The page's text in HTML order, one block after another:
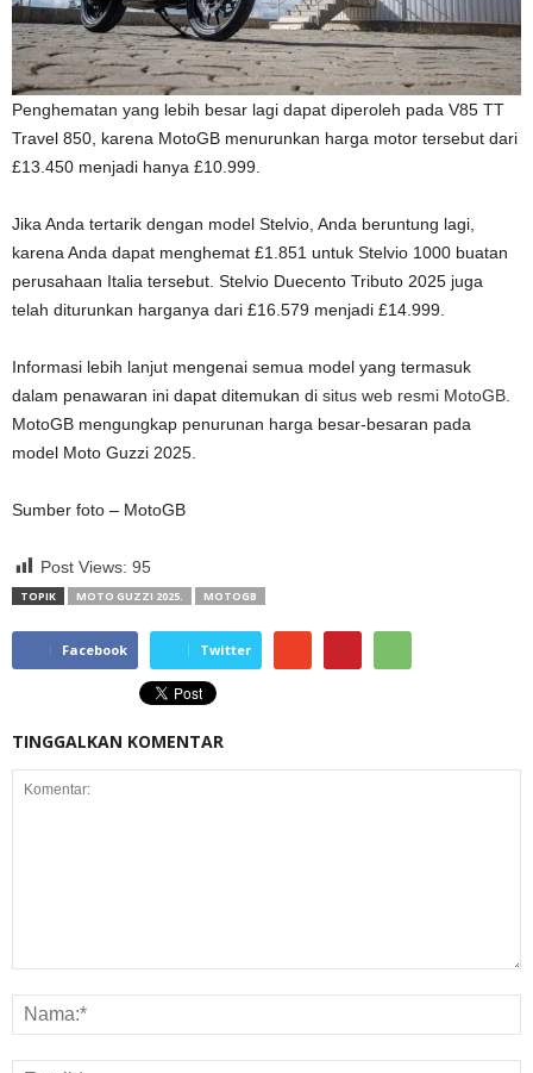
Penghematan yang lebih besar lagi dapat diperoleh pada V85 TT
Travel 850, karena MotoGB menurunkan harga motor tersebut dari
£13.450 menjadi hanya £10.999.
Jika Anda tertarik dengan model Stelvio, Anda beruntung lagi,
karena Anda dapat menghemat £1.851 untuk Stelvio 1000 buatan
perusahaan Italia tersebut. Stelvio Duecento Tributo 2025 juga
telah diturunkan harganya dari £16.579 menjadi £14.999.
Informasi lebih lanjut mengenai semua model yang termasuk
dalam penawaran ini dapat ditemukan di situs web resmi MotoGB
MotoGB mengungkap penurunan harga besar-besaran pada
model Moto Guzzi 2025.
Sumber foto – MotoGB
Post Views: 95
TOPIK MOTO GUZZI 2025. MOTOGB
Facebook Twitter
TINGGALKAN KOMENTAR